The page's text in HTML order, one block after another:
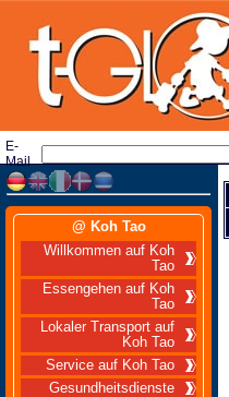
E-
Mail
@ Koh Tao
Willkommen auf Koh
Tao
Essengehen auf Koh
Tao
Lokaler Transport auf
Koh Tao
Service auf Koh Tao
Gesundheitsdienste